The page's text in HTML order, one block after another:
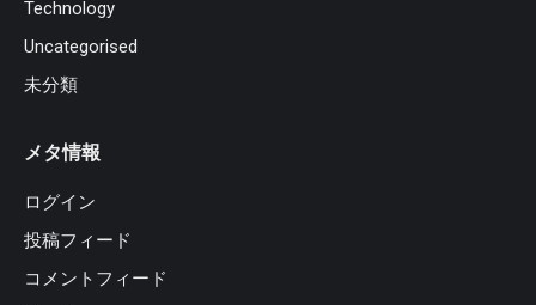
Technology
Uncategorised
未分類
メタ情報
ログイン
投稿フィード
コメントフィード